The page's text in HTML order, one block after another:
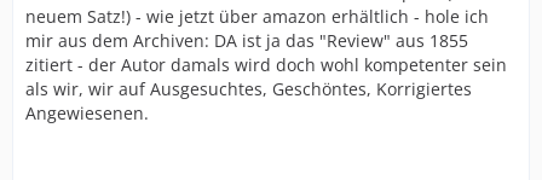
neuem Satz!) - wie jetzt über amazon erhältlich - hole ich
mir aus dem Archiven: DA ist ja das "Review" aus 1855
zitiert - der Autor damals wird doch wohl kompetenter sein
als wir, wir auf Ausgesuchtes, Geschöntes, Korrigiertes
Angewiesenen.